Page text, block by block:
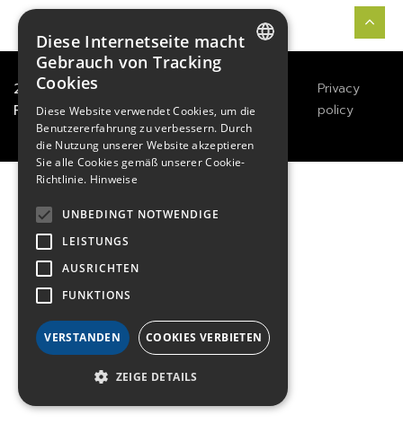
2021TECHWAY
River Technology
Notices
Privacy
policy
ENGLISH
GERMAN
Diese Internetseite macht
Gebrauch von Tracking
Cookies
Diese Website verwendet Cookies, um die
Benutzererfahrung zu verbessern. Durch
die Nutzung unserer Website akzeptieren
Sie alle Cookies gemäß unserer Cookie-
Richtlinie. Hinweise
UNBEDINGT NOTWENDIGE
LEISTUNGS
AUSRICHTEN
FUNKTIONS
VERSTANDEN COOKIES VERBIETEN
ZEIGE DETAILS